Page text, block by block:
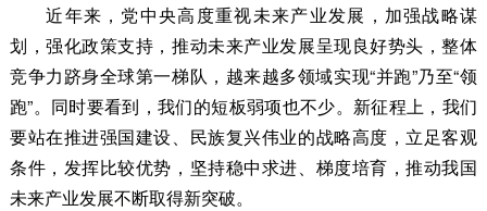
近年来，党中央高度重视未来产业发展，加强战略谋
划，强化政策支持，推动未来产业发展呈现良好势头，整体
竞争力跻身全球第一梯队，越来越多领域实现“并跑”乃至“领
跑”。同时要看到，我们的短板弱项也不少。新征程上，我们
要站在推进强国建设、民族复兴伟业的战略高度，立足客观
条件，发挥比较优势，坚持稳中求进、梯度培育，推动我国
未来产业发展不断取得新突破。